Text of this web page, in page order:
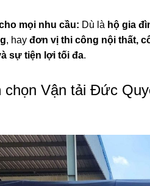
mọi nhu cầu: Dù là hộ gia
, hay đơn vị thi công nội thất,
sự tiện lợi tối đa.
chọn Vận tải Đức